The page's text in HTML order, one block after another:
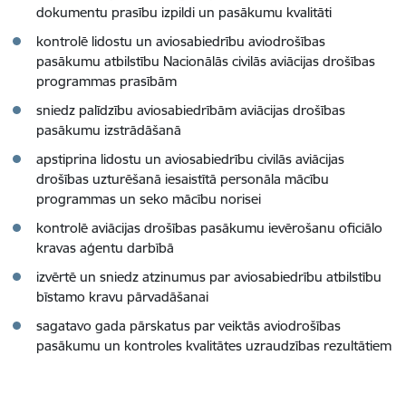
dokumentu prasību izpildi un pasākumu kvalitāti
kontrolē lidostu un aviosabiedrību aviodrošības
pasākumu atbilstību Nacionālās civilās aviācijas drošības
programmas prasībām
sniedz palīdzību aviosabiedrībām aviācijas drošības
pasākumu izstrādāšanā
apstiprina lidostu un aviosabiedrību civilās aviācijas
drošības uzturēšanā iesaistītā personāla mācību
programmas un seko mācību norisei
kontrolē aviācijas drošības pasākumu ievērošanu oficiālo
kravas aģentu darbībā
izvērtē un sniedz atzinumus par aviosabiedrību atbilstību
bīstamo kravu pārvadāšanai
sagatavo gada pārskatus par veiktās aviodrošības
pasākumu un kontroles kvalitātes uzraudzības rezultātiem